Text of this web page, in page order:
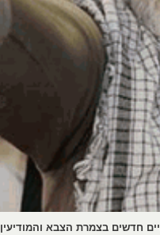
חדשים בצמרת הצבא והמודיעין